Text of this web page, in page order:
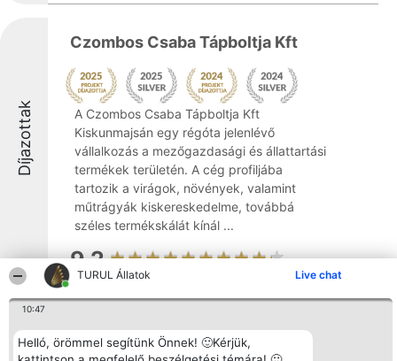
TURUL Állatok Live chat
10:47
Helló, örömmel segítünk Önnek! 🙂Kérjük,
Díjazottak
Czombos Csaba Tápboltja Kft
A Czombos Csaba Tápboltja Kft
Kiskunmajsán egy régóta jelenlévő
vállalkozás a mezőgazdasági és állattartási
termékek területén. A cég profiljába
tartozik a virágok, növények, valamint
műtrágyák kiskereskedelme, továbbá
széles termékskálát kínál ...
9.2